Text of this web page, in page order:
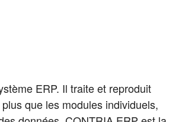
ERP. Il traite et reproduit
que les modules individuels,